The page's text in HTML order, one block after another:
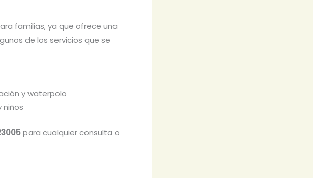
familias, ya que ofrece una
de los servicios que se
y waterpolo
niños
para cualquier consulta o